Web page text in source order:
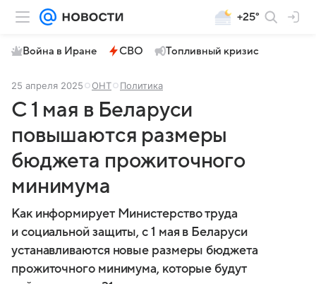
+25°
Война в Иране СВО Топливный кризис
25 апреля 2025 ОНТ Политика
С 1 мая в Беларуси
повышаются размеры
бюджета прожиточного
минимума
Как информирует Министерство труда
и социальной защиты, с 1 мая в Беларуси
устанавливаются новые размеры бюджета
прожиточного минимума, которые будут